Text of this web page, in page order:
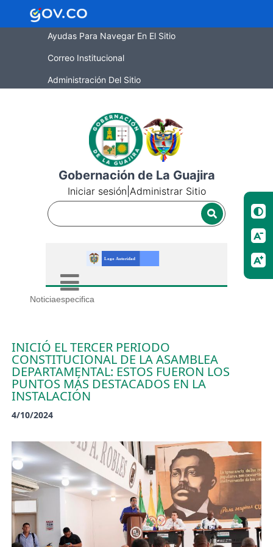
Ayudas Para Navegar En El Sitio
Correo Institucional
Administración Del Sitio
Gobernación de La Guajira
Iniciar sesión Administrar Sitio
Noticiaespecifica
INICIÓ EL TERCER PERIODO
CONSTITUCIONAL DE LA ASAMBLEA
DEPARTAMENTAL: ESTOS FUERON LOS
PUNTOS MÁS DESTACADOS EN LA
INSTALACIÓN
4/10/2024